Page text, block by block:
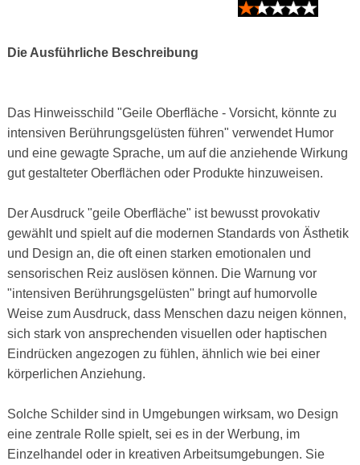
Die Ausführliche Beschreibung
Das Hinweisschild "Geile Oberfläche - Vorsicht, könnte zu
intensiven Berührungsgelüsten führen" verwendet Humor
und eine gewagte Sprache, um auf die anziehende Wirkung
gut gestalteter Oberflächen oder Produkte hinzuweisen.
Der Ausdruck "geile Oberfläche" ist bewusst provokativ
gewählt und spielt auf die modernen Standards von Ästhetik
und Design an, die oft einen starken emotionalen und
sensorischen Reiz auslösen können. Die Warnung vor
"intensiven Berührungsgelüsten" bringt auf humorvolle
Weise zum Ausdruck, dass Menschen dazu neigen können,
sich stark von ansprechenden visuellen oder haptischen
Eindrücken angezogen zu fühlen, ähnlich wie bei einer
körperlichen Anziehung.
Solche Schilder sind in Umgebungen wirksam, wo Design
eine zentrale Rolle spielt, sei es in der Werbung, im
Einzelhandel oder in kreativen Arbeitsumgebungen. Sie